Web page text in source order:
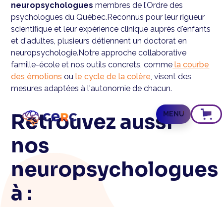
neuropsychologuesmembres de l’Ordre des
psychologues du Québec.Reconnus pour leur rigueur
scientifique et leur expérience clinique auprès d'enfants
et d'adultes, plusieurs détiennent un doctorat en
neuropsychologie.Notre approche collaborative
famille-école et nos outils concrets, comme la courbe
des émotions ou le cycle de la colère, visent des
mesures adaptées à l'autonomie de chacun.
MENU
Retrouvez aussi
nos
neuropsychologues
à :